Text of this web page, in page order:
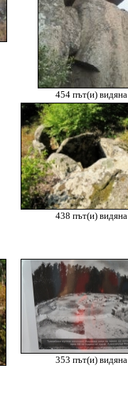
454 път(и) видяна
438 път(и) видяна
353 път(и) видяна